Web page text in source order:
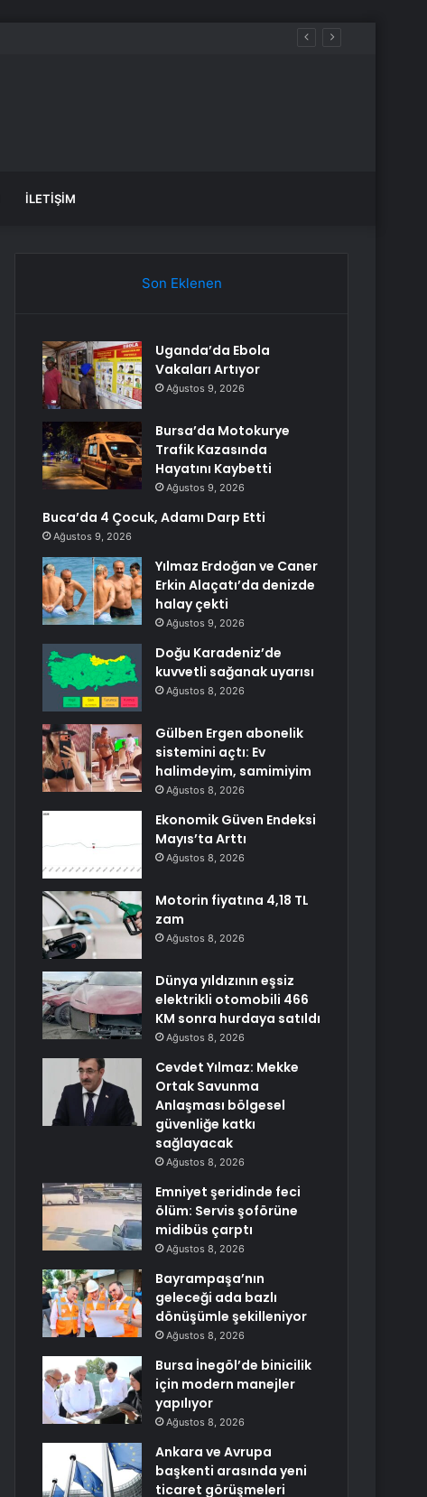
İLETIŞIM
Son Eklenen
Uganda’da Ebola
Vakaları Artıyor
Ağustos 9, 2026
Bursa’da Motokurye
Trafik Kazasında
Hayatını Kaybetti
Ağustos 9, 2026
Buca’da 4 Çocuk, Adamı Darp Etti
Ağustos 9, 2026
Yılmaz Erdoğan ve Caner
Erkin Alaçatı’da denizde
halay çekti
Ağustos 9, 2026
Doğu Karadeniz’de
kuvvetli sağanak uyarısı
Ağustos 8, 2026
Gülben Ergen abonelik
sistemini açtı: Ev
halimdeyim, samimiyim
Ağustos 8, 2026
Ekonomik Güven Endeksi
Mayıs’ta Arttı
Ağustos 8, 2026
Motorin fiyatına 4,18 TL
zam
Ağustos 8, 2026
Dünya yıldızının eşsiz
elektrikli otomobili 466
KM sonra hurdaya satıldı
Ağustos 8, 2026
Cevdet Yılmaz: Mekke
Ortak Savunma
Anlaşması bölgesel
güvenliğe katkı
sağlayacak
Ağustos 8, 2026
Emniyet şeridinde feci
ölüm: Servis şoförüne
midibüs çarptı
Ağustos 8, 2026
Bayrampaşa’nın
geleceği ada bazlı
dönüşümle şekilleniyor
Ağustos 8, 2026
Bursa İnegöl’de binicilik
için modern manejler
yapılıyor
Ağustos 8, 2026
Ankara ve Avrupa
başkenti arasında yeni
ticaret görüşmeleri